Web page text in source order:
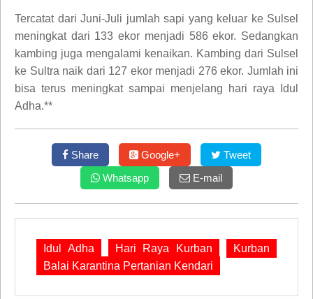
Tercatat dari Juni-Juli jumlah sapi yang keluar ke Sulsel
meningkat dari 133 ekor menjadi 586 ekor. Sedangkan
kambing juga mengalami kenaikan. Kambing dari Sulsel
ke Sultra naik dari 127 ekor menjadi 276 ekor. Jumlah ini
bisa terus meningkat sampai menjelang hari raya Idul
Adha.**
Share Google+
Tweet
Whatsapp
E-mail
Idul Adha Hari Raya Kurban
Kurban
Balai Karantina Pertanian Kendari